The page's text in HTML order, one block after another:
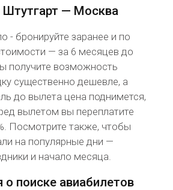
Штутгарт — Москва
- бронируйте заранее и по
— за 6 месяцев до
получите возможность
существенно дешевле, а
до вылета цена поднимется,
вылетом вы переплатите
Посмотрите также, чтобы
на популярные дни —
и начало месяца.
поиске авиабилетов